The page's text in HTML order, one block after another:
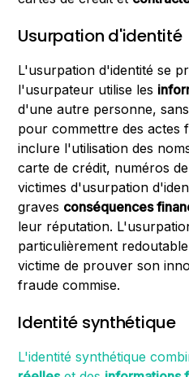
Usurpation d'identité
L'usurpation d'identité se
l'usurpateur utilise les
d'une autre personne,
pour commettre des actes
inclure l'utilisation des
carte de crédit, numéros
victimes d'usurpation
graves conséquences
leur réputation.
particulièrement
victime de prouver son
fraude commise.
Identité synthétique
L'identité synthétique